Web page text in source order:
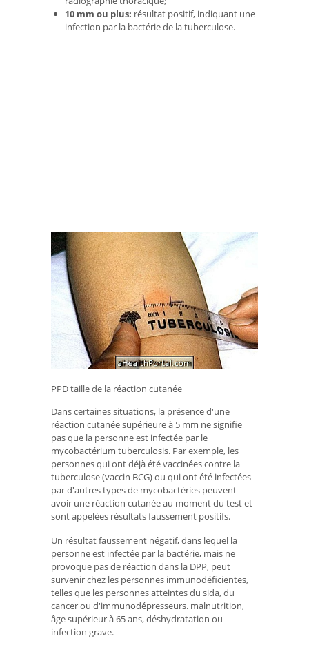
10 mm ou plus: résultat positif, indiquant une
infection par la bactérie de la tuberculose.
PPD taille de la réaction cutanée
Dans certaines situations, la présence d'une
réaction cutanée supérieure à 5 mm ne signifie
pas que la personne est infectée par le
mycobactérium tuberculosis. Par exemple, les
personnes qui ont déjà été vaccinées contre la
tuberculose (vaccin BCG) ou qui ont été infectées
par d'autres types de mycobactéries peuvent
avoir une réaction cutanée au moment du test et
sont appelées résultats faussement positifs.
Un résultat faussement négatif, dans lequel la
personne est infectée par la bactérie, mais ne
provoque pas de réaction dans la DPP, peut
survenir chez les personnes immunodéficientes,
telles que les personnes atteintes du sida, du
cancer ou d'immunodépresseurs. malnutrition,
âge supérieur à 65 ans, déshydratation ou
infection grave.